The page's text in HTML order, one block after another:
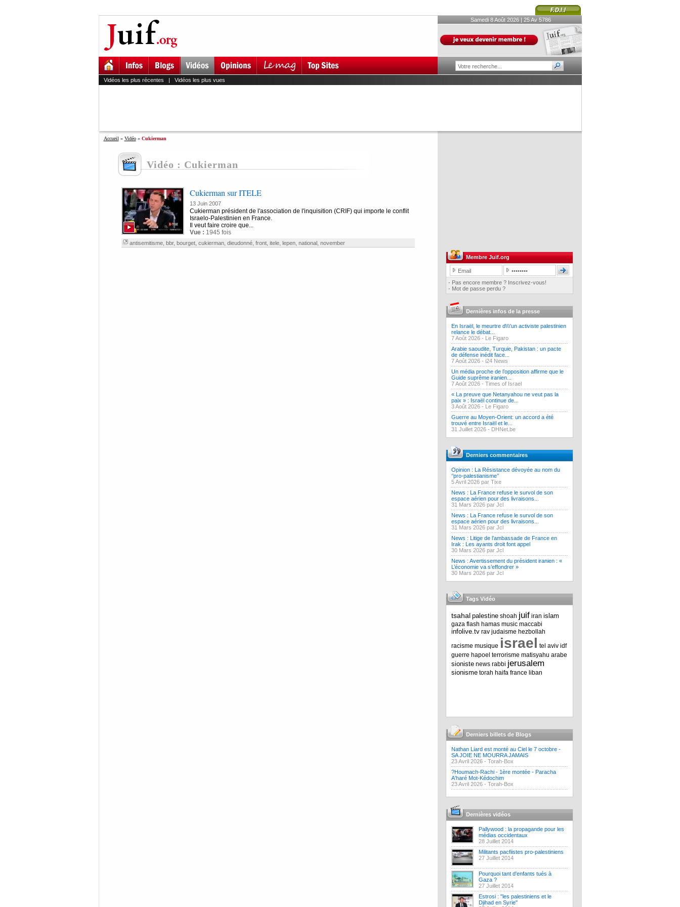
Samedi 8 Août 2026 | 25 Av 5786
Vidéos les plus récentes | Vidéos les plus vues
Accueil » Vidéo» Cukierman
Vidéo : Cukierman
Cukierman sur ITELE
13 Juin 2007
Cukierman président de l'association de l'inquisition (CRIF) qui importe le conflit
Israelo-Palestinien en France.
Il veut faire croire que...
Vue : 1945 fois
antisemitisme, bbr, bourget, cukierman, dieudonné, front, itele, lepen, national, november
Membre Juif.org
· Pas encore membre ? Inscrivez-vous!
· Mot de passe perdu ?
Dernières infos de la presse
En Israël, le meurtre d\\\'un activiste palestinien
relance le débat...
7 Août 2026 - Le Figaro
Arabie saoudite, Turquie, Pakistan : un pacte
de défense inédit face...
7 Août 2026 - i24 News
Un média proche de l’opposition affirme que le
Guide suprême iranien...
7 Août 2026 - Times of Israel
« La preuve que Netanyahou ne veut pas la
paix » : Israël continue de...
3 Août 2026 - Le Figaro
Guerre au Moyen-Orient: un accord a été
trouvé entre Israël et le...
31 Juillet 2026 - DHNet.be
Derniers commentaires
Opinion : La Résistance dévoyée au nom du
‘’pro-palestianisme’’
5 Avril 2026 par Tixe
News : La France refuse le survol de son
espace aérien pour des livraisons...
31 Mars 2026 par Jcl
News : La France refuse le survol de son
espace aérien pour des livraisons...
31 Mars 2026 par Jcl
News : Litige de l’ambassade de France en
Irak : Les ayants droit font appel
30 Mars 2026 par Jcl
News : Avertissement du président iranien : «
L’économie va s’effondrer »
30 Mars 2026 par Jcl
Tags Vidéo
tsahal palestine shoah juif iran islam
gaza flash hamas music maccabi
infolive.tv rav judaisme hezbollah
racisme musique israel tel aviv idf
guerre hapoel terrorisme matisyahu arabe
sioniste news rabbi jerusalem
sionisme torah haifa france liban
Derniers billets de Blogs
Nathan Liard est monté au Ciel le 7 octobre -
SA JOIE NE MOURRA JAMAIS
23 Avril 2026 - Torah-Box
?Houmach-Rachi - 1ère montée - Paracha
A'haré Mot-Kédochim
23 Avril 2026 - Torah-Box
Dernières vidéos
Pallywood : la propagande pour les
médias occidentaux
28 Juillet 2014
Militants pacfiistes pro-palestiniens
27 Juillet 2014
Pourquoi tant d'enfants tués à
Gaza ?
27 Juillet 2014
Estrosi : "les palestiniens et le
Djihad en Syrie"